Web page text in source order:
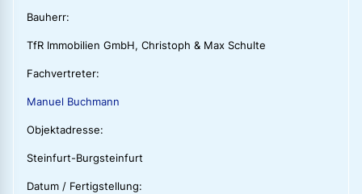
Bauherr:
TfR Immobilien GmbH, Christoph & Max Schulte
Fachvertreter:
Manuel Buchmann
Objektadresse:
Steinfurt-Burgsteinfurt
Datum / Fertigstellung: